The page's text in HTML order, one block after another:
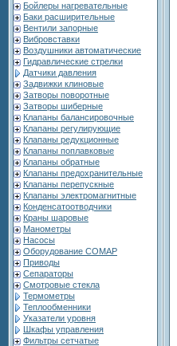
Бойлеры нагревательные
Баки расширительные
Вентили запорные
Вибровставки
Воздушники автоматические
Гидравлические стрелки
Датчики давления
Задвижки клиновые
Затворы поворотные
Затворы шиберные
Клапаны балансировочные
Клапаны регулирующие
Клапаны редукционные
Клапаны поплавковые
Клапаны обратные
Клапаны предохранительные
Клапаны перепускные
Клапаны электромагнитные
Конденсатоотводчики
Краны шаровые
Манометры
Насосы
Оборудование COMAP
Приводы
Сепараторы
Смотровые стекла
Термометры
Теплообменники
Указатели уровня
Шкафы управления
Фильтры сетчатые